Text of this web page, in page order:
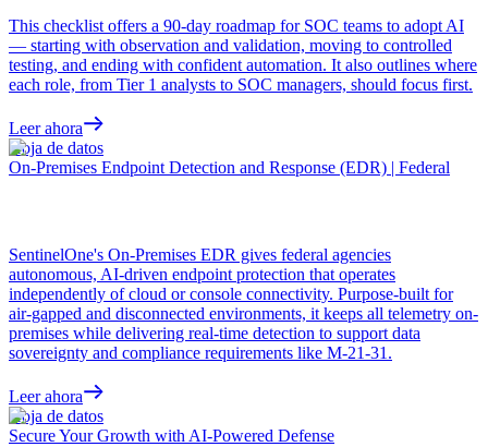
This checklist offers a 90-day roadmap for SOC teams to adopt AI
— starting with observation and validation, moving to controlled
testing, and ending with confident automation. It also outlines where
each role, from Tier 1 analysts to SOC managers, should focus first.
Leer ahora
Hoja de datos
On-Premises Endpoint Detection and Response (EDR) | Federal
SentinelOne's On-Premises EDR gives federal agencies
autonomous, AI-driven endpoint protection that operates
independently of cloud or console connectivity. Purpose-built for
air-gapped and disconnected environments, it keeps all telemetry on-
premises while delivering real-time detection to support data
sovereignty and compliance requirements like M-21-31.
Leer ahora
Hoja de datos
Secure Your Growth with AI-Powered Defense